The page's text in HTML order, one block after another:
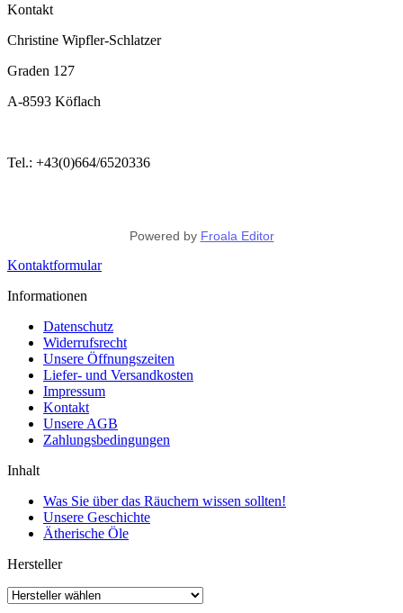
Kontakt
Christine Wipfler-Schlatzer
Graden 127
A-8593 Köflach
Tel.: +43(0)664/6520336
Powered by Froala Editor
Kontaktformular
Informationen
Datenschutz
Widerrufsrecht
Unsere Öffnungszeiten
Liefer- und Versandkosten
Impressum
Kontakt
Unsere AGB
Zahlungsbedingungen
Inhalt
Was Sie über das Räuchern wissen sollten!
Unsere Geschichte
Ätherische Öle
Hersteller